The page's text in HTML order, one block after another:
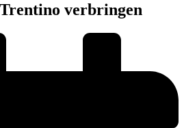
verbringen